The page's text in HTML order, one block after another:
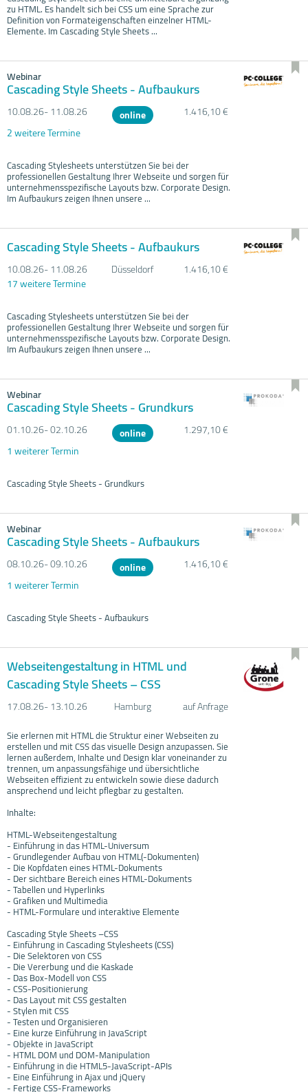
zu HTML. Es handelt sich bei CSS um eine Sprache zur
Definition von Formateigenschaften einzelner HTML-
Elemente. Im Cascading Style Sheets ...
Webinar
Cascading Style Sheets - Aufbaukurs
10.08.26- 11.08.26 online
1.416,10 €
2 weitere Termine
Cascading Stylesheets unterstützen Sie bei der
professionellen Gestaltung Ihrer Webseite und sorgen für
unternehmensspezifische Layouts bzw. Corporate Design.
Im Aufbaukurs zeigen Ihnen unsere ...
Cascading Style Sheets - Aufbaukurs
10.08.26- 11.08.26 Düsseldorf
1.416,10 €
17 weitere Termine
Cascading Stylesheets unterstützen Sie bei der
professionellen Gestaltung Ihrer Webseite und sorgen für
unternehmensspezifische Layouts bzw. Corporate Design.
Im Aufbaukurs zeigen Ihnen unsere ...
Webinar
Cascading Style Sheets - Grundkurs
01.10.26- 02.10.26 online
1.297,10 €
1 weiterer Termin
Cascading Style Sheets - Grundkurs
Webinar
Cascading Style Sheets - Aufbaukurs
08.10.26- 09.10.26 online
1.416,10 €
1 weiterer Termin
Cascading Style Sheets - Aufbaukurs
Webseitengestaltung in HTML und
Cascading Style Sheets – CSS
17.08.26- 13.10.26 Hamburg auf Anfrage
Sie erlernen mit HTML die Struktur einer Webseiten zu
erstellen und mit CSS das visuelle Design anzupassen. Sie
lernen außerdem, Inhalte und Design klar voneinander zu
trennen, um anpassungsfähige und übersichtliche
Webseiten effizient zu entwickeln sowie diese dadurch
ansprechend und leicht pflegbar zu gestalten.
Inhalte:
HTML-Webseitengestaltung
- Einführung in das HTML-Universum
- Grundlegender Aufbau von HTML(-Dokumenten)
- Die Kopfdaten eines HTML-Dokuments
- Der sichtbare Bereich eines HTML-Dokuments
- Tabellen und Hyperlinks
- Grafiken und Multimedia
- HTML-Formulare und interaktive Elemente
Cascading Style Sheets –CSS
- Einführung in Cascading Stylesheets (CSS)
- Die Selektoren von CSS
- Die Vererbung und die Kaskade
- Das Box-Modell von CSS
- CSS-Positionierung
- Das Layout mit CSS gestalten
- Stylen mit CSS
- Testen und Organisieren
- Eine kurze Einführung in JavaScript
- Objekte in JavaScript
- HTML DOM und DOM-Manipulation
- Einführung in die HTML5-JavaScript-APIs
- Eine Einführung in Ajax und jQuery
- Fertige CSS-Frameworks